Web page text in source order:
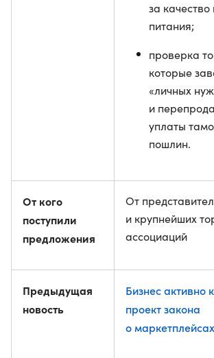
за качество
питания;
проверка
которые
«личных
и
уплаты
пошлин.
От кого
поступили
предложения
От
и крупнейших
ассоциаций
Предыдущая
новость
Бизнес активно
проект закона
о маркетплейсах